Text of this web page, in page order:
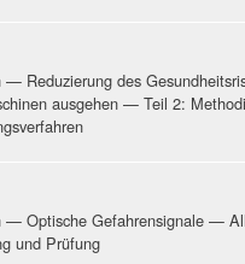
Reduzierung des
ausgehen — Teil 2:
— Optische Gefahrensignale —
und Prüfung